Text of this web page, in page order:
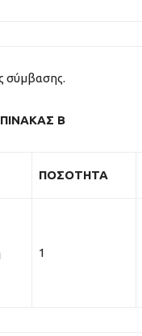
σύμβασης.
ΠΙΝΑΚΑΣ Β
ΠΟΣΟΤΗΤΑ
1